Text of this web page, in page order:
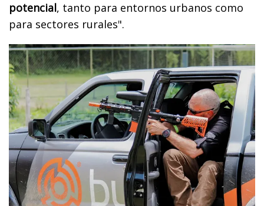
potencial, tanto para entornos urbanos como
para sectores rurales".